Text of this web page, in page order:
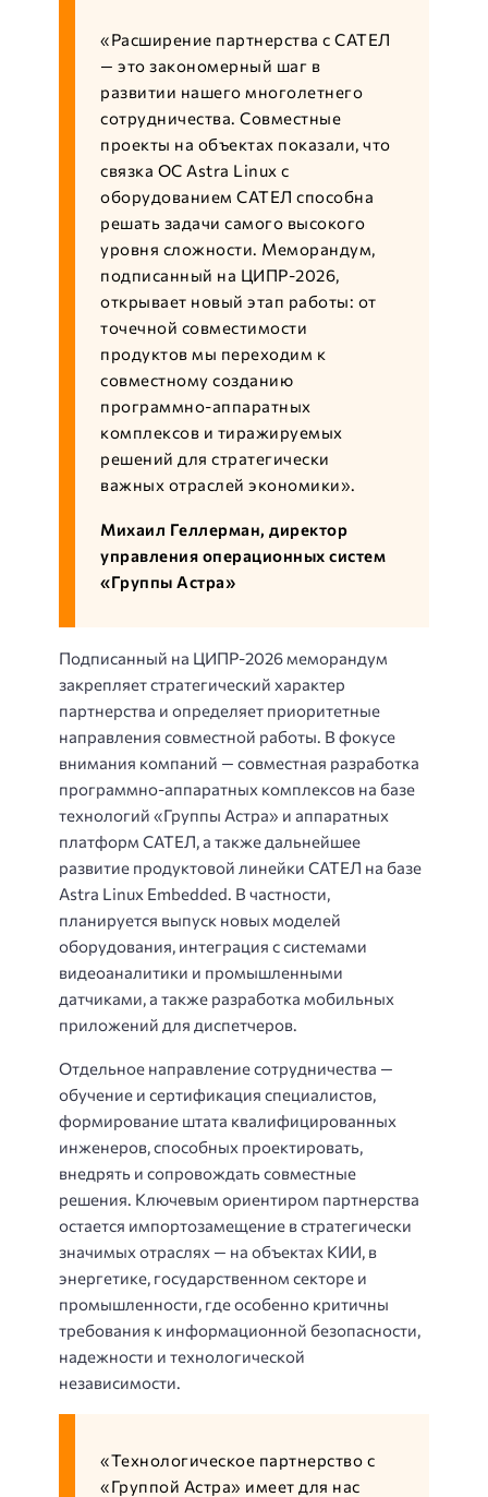
«Расширение партнерства с САТЕЛ
— это закономерный шаг в
развитии нашего многолетнего
сотрудничества. Совместные
проекты на объектах показали, что
связка ОС Astra Linux с
оборудованием САТЕЛ способна
решать задачи самого высокого
уровня сложности. Меморандум,
подписанный на ЦИПР-2026,
открывает новый этап работы: от
точечной совместимости
продуктов мы переходим к
совместному созданию
программно-аппаратных
комплексов и тиражируемых
решений для стратегически
важных отраслей экономики».
Михаил Геллерман, директор
управления операционных систем
«Группы Астра»
Подписанный на ЦИПР-2026 меморандум
закрепляет стратегический характер
партнерства и определяет приоритетные
направления совместной работы. В фокусе
внимания компаний — совместная разработка
программно-аппаратных комплексов на базе
технологий «Группы Астра» и аппаратных
платформ САТЕЛ, а также дальнейшее
развитие продуктовой линейки САТЕЛ на базе
Astra Linux Embedded. В частности,
планируется выпуск новых моделей
оборудования, интеграция с системами
видеоаналитики и промышленными
датчиками, а также разработка мобильных
приложений для диспетчеров.
Отдельное направление сотрудничества —
обучение и сертификация специалистов,
формирование штата квалифицированных
инженеров, способных проектировать,
внедрять и сопровождать совместные
решения. Ключевым ориентиром партнерства
остается импортозамещение в стратегически
значимых отраслях — на объектах КИИ, в
энергетике, государственном секторе и
промышленности, где особенно критичны
требования к информационной безопасности,
надежности и технологической
независимости.
«Технологическое партнерство с
«Группой Астра» имеет для нас